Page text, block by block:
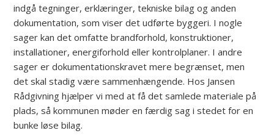
indgå tegninger, erklæringer, tekniske bilag og anden
dokumentation, som viser det udførte byggeri. I nogle
sager kan det omfatte brandforhold, konstruktioner,
installationer, energiforhold eller kontrolplaner. I andre
sager er dokumentationskravet mere begrænset, men
det skal stadig være sammenhængende. Hos Jansen
Rådgivning hjælper vi med at få det samlede materiale på
plads, så kommunen møder en færdig sag i stedet for en
bunke løse bilag.